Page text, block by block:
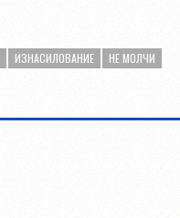
ИЗНАСИЛОВАНИЕ
НЕ МОЛЧИ